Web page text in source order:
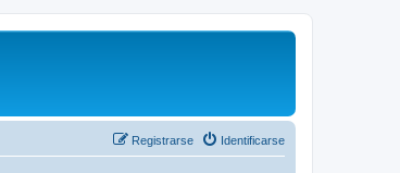
Identificarse
Registrarse